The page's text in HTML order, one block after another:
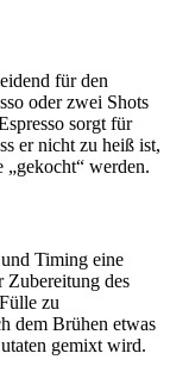
für den
oder zwei Shots
sorgt für
er nicht zu heiß ist,
werden.
Timing eine
Zubereitung des
zu
dem Brühen etwas
gemixt wird.